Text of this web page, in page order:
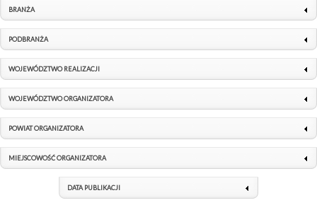
BRANŻA
PODBRANŻA
WOJEWÓDZTWO REALIZACJI
WOJEWÓDZTWO ORGANIZATORA
POWIAT ORGANIZATORA
MIEJSCOWOŚĆ ORGANIZATORA
DATA PUBLIKACJI